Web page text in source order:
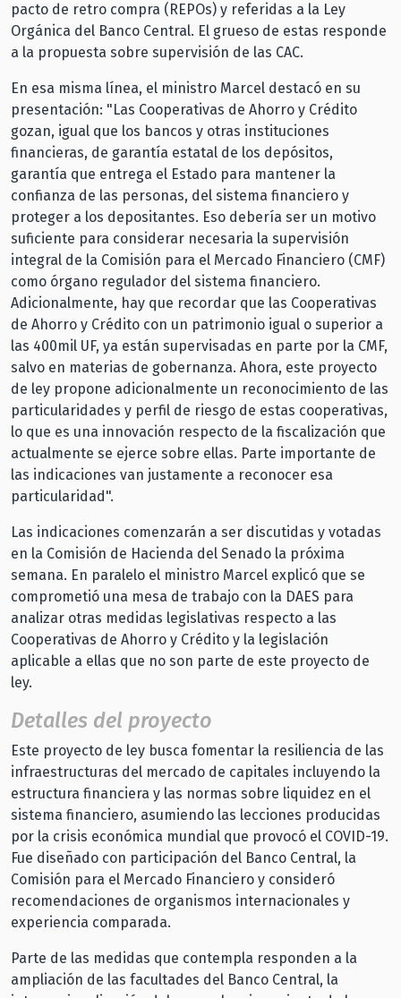
pacto de retro compra (REPOs) y referidas a la Ley
Orgánica del Banco Central. El grueso de estas responde
a la propuesta sobre supervisión de las CAC.
En esa misma línea, el ministro Marcel destacó en su
presentación: "Las Cooperativas de Ahorro y Crédito
gozan, igual que los bancos y otras instituciones
financieras, de garantía estatal de los depósitos,
garantía que entrega el Estado para mantener la
confianza de las personas, del sistema financiero y
proteger a los depositantes. Eso debería ser un motivo
suficiente para considerar necesaria la supervisión
integral de la Comisión para el Mercado Financiero (CMF)
como órgano regulador del sistema financiero.
Adicionalmente, hay que recordar que las Cooperativas
de Ahorro y Crédito con un patrimonio igual o superior a
las 400mil UF, ya están supervisadas en parte por la CMF,
salvo en materias de gobernanza. Ahora, este proyecto
de ley propone adicionalmente un reconocimiento de las
particularidades y perfil de riesgo de estas cooperativas,
lo que es una innovación respecto de la fiscalización que
actualmente se ejerce sobre ellas. Parte importante de
las indicaciones van justamente a reconocer esa
particularidad".
Las indicaciones comenzarán a ser discutidas y votadas
en la Comisión de Hacienda del Senado la próxima
semana. En paralelo el ministro Marcel explicó que se
comprometió una mesa de trabajo con la DAES para
analizar otras medidas legislativas respecto a las
Cooperativas de Ahorro y Crédito y la legislación
aplicable a ellas que no son parte de este proyecto de
ley.
Detalles del proyecto
Este proyecto de ley busca fomentar la resiliencia de las
infraestructuras del mercado de capitales incluyendo la
estructura financiera y las normas sobre liquidez en el
sistema financiero, asumiendo las lecciones producidas
por la crisis económica mundial que provocó el COVID-19.
Fue diseñado con participación del Banco Central, la
Comisión para el Mercado Financiero y consideró
recomendaciones de organismos internacionales y
experiencia comparada.
Parte de las medidas que contempla responden a la
ampliación de las facultades del Banco Central, la